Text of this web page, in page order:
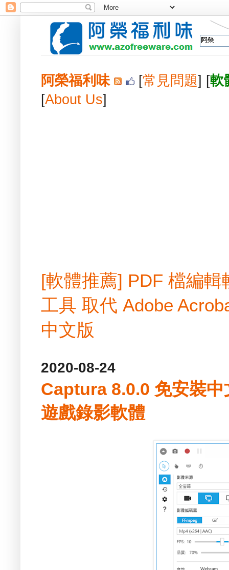
阿榮福利味 [常見問題] [軟
[About Us]
[軟體推薦] PDF 檔編
工具 取代 Adobe
中文版
2020-08-24
Captura 8.0.0 免安裝
遊戲錄影軟體